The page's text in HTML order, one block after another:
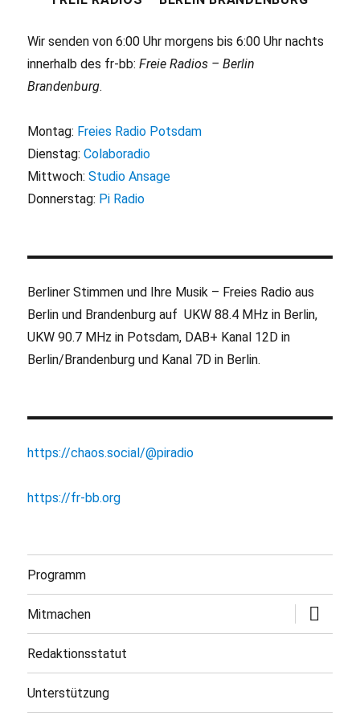
Wir senden von 6:00 Uhr morgens bis 6:00 Uhr nachts
innerhalb des fr-bb:Freie Radios – Berlin
Brandenburg.
Montag: Freies Radio Potsdam
Dienstag:Colaboradio
Mittwoch:Studio Ansage
Donnerstag: Pi Radio
Berliner Stimmen und Ihre Musik – Freies Radio aus
Berlin und Brandenburg auf UKW 88.4 MHz in Berlin,
UKW 90.7 MHz in Potsdam, DAB+ Kanal 12D in
Berlin/Brandenburg und Kanal 7D in Berlin.
https://chaos.social/@piradio
https://fr-bb.org
Programm
Mitmachen
öffnen
Redaktionsstatut
Unterstützung